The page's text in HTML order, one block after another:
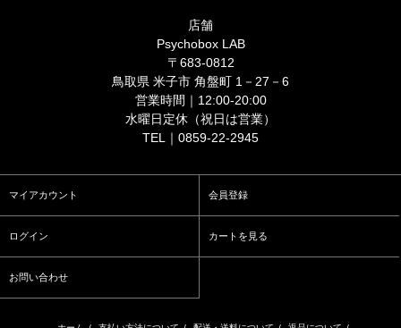
店舗
Psychobox LAB
〒683-0812
鳥取県 米子市 角盤町 1－27－6
営業時間｜12:00-20:00
水曜日定休（祝日は営業）
TEL｜0859-22-2945
マイアカウント 会員登録
ログイン カートを見る
お問い合わせ